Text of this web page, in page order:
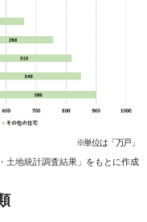
※単位は「万戸」
土地統計調査結果」 をもとに作成